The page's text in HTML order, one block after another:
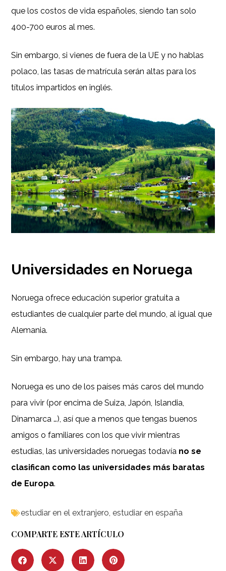
que los costos de vida españoles, siendo tan solo
400-700 euros al mes.
Sin embargo, si vienes de fuera de la UE y no hablas
polaco, las tasas de matrícula serán altas para los
títulos impartidos en inglés.
Universidades en Noruega
Noruega ofrece educación superior gratuita a
estudiantes de cualquier parte del mundo, al igual que
Alemania.
Sin embargo, hay una trampa.
Noruega es uno de los países más caros del mundo
para vivir (por encima de Suiza, Japón, Islandia,
Dinamarca …), así que a menos que tengas buenos
amigos o familiares con los que vivir mientras
estudias, las universidades noruegas todavía no se
clasifican como las universidades más baratas
de Europa.
estudiar en el extranjero,estudiar en españa
COMPARTE ESTE ARTÍCULO